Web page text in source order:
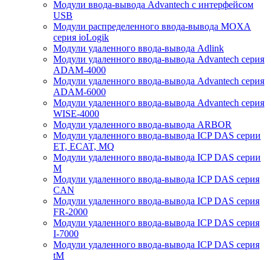
Модули ввода-вывода Advantech с интерфейсом
USB
Модули распределенного ввода-вывода MOXA
серия ioLogik
Модули удаленного ввода-вывода Adlink
Модули удаленного ввода-вывода Advantech серия
ADAM-4000
Модули удаленного ввода-вывода Advantech серия
ADAM-6000
Модули удаленного ввода-вывода Advantech серия
WISE-4000
Модули удаленного ввода-вывода ARBOR
Модули удаленного ввода-вывода ICP DAS серии
ET, ECAT, MQ
Модули удаленного ввода-вывода ICP DAS серии
M
Модули удаленного ввода-вывода ICP DAS серия
CAN
Модули удаленного ввода-вывода ICP DAS серия
FR-2000
Модули удаленного ввода-вывода ICP DAS серия
I-7000
Модули удаленного ввода-вывода ICP DAS серия
tM